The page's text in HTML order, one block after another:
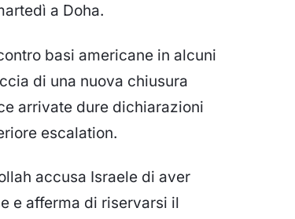
a Doha.
basi americane in alcuni
di una nuova chiusura
arrivate dure dichiarazioni
escalation.
accusa Israele di aver
e afferma di riservarsi il